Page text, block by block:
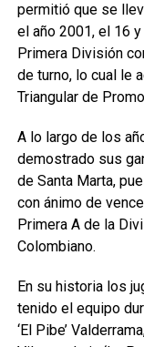
permitió que se
el año 2001, el 16
Primera División
de turno, lo cual le
Triangular de
A lo largo de los
demostrado sus
de Santa Marta,
con ánimo de
Primera A de la
Colombiano.
En su historia los
tenido el equipo
‘El Pibe’